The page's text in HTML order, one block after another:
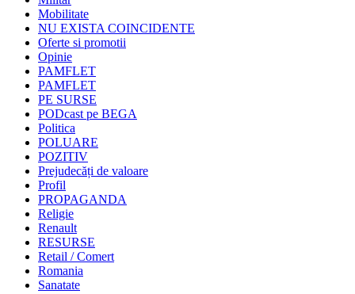
Mobilitate
NU EXISTA COINCIDENTE
Oferte si promotii
Opinie
PAMFLET
PAMFLET
PE SURSE
PODcast pe BEGA
Politica
POLUARE
POZITIV
Prejudecăți de valoare
Profil
PROPAGANDA
Religie
Renault
RESURSE
Retail / Comert
Romania
Sanatate